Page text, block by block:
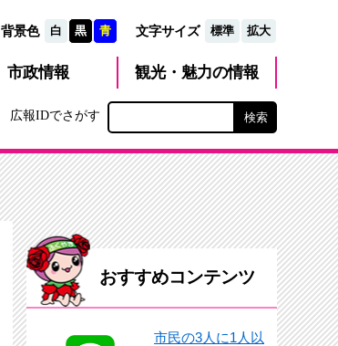
背景色 白 黒 青 文字サイズ 標準 拡大
市政情報 観光・魅力の情報
広報IDでさがす
おすすめコンテンツ
市民の3人に1人以